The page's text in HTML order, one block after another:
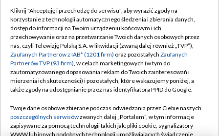
Abonament TVP
Sklep TVP
Biuro Reklamy
Oferta Handlowa
Telegazeta ogłoszenia
Rada Programowa
Ogłoszenia przetargowe
Regulamin TVP
Polityka prywatności
Moje zgody
Biuro reklamy
Kontakt
Kanały
Kliknij "Akceptuję i przechodzę do serwisu", aby wyrazić zgody na
korzystanie z technologii automatycznego śledzenia i zbierania danych,
dostęp do informacji na Twoim urządzeniu końcowym i ich
przechowywanie oraz na przetwarzanie Twoich danych osobowych przez
nas, czyli Telewizję Polską S.A. w likwidacji (zwaną dalej również „TVP”),
Zaufanych Partnerów z IAB* (1201 firm) oraz pozostałych Zaufanych
Partnerów TVP (93 firm), w celach marketingowych (w tym do
zautomatyzowanego dopasowania reklam do Twoich zainteresowań i
mierzenia ich skuteczności) i pozostałych, które wskazujemy poniżej, a
także zgody na udostępnianie przez nas identyfikatora PPID do Google.
Twoje dane osobowe zbierane podczas odwiedzania przez Ciebie naszych
poszczególnych serwisówzwanych dalej „Portalem”, w tym informacje
zapisywane za pomocą technologii takich jak: pliki cookie, sygnalizatory
WWW lub innych podobnych technologii umożliwiających świadczenie